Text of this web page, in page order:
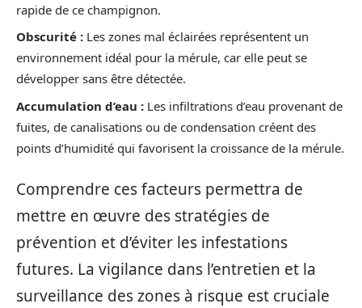
rapide de ce champignon.
Obscurité : Les zones mal éclairées représentent un
environnement idéal pour la mérule, car elle peut se
développer sans être détectée.
Accumulation d’eau : Les infiltrations d’eau provenant de
fuites, de canalisations ou de condensation créent des
points d’humidité qui favorisent la croissance de la mérule.
Comprendre ces facteurs permettra de
mettre en œuvre des stratégies de
prévention et d’éviter les infestations
futures. La vigilance dans l’entretien et la
surveillance des zones à risque est cruciale